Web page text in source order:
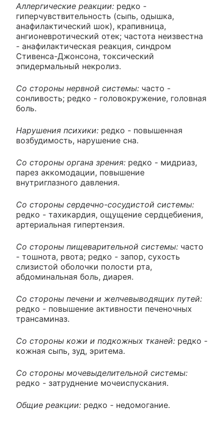
Аллергические реакции: редко -
гиперчувствительность (сыпь, одышка,
анафилактический шок), крапивница,
ангионевротический отек; частота неизвестна
- анафилактическая реакция, синдром
Стивенса-Джонсона, токсический
эпидермальный некролиз.
Со стороны нервной системы: часто -
сонливость; редко - головокружение, головная
боль.
Нарушения психики: редко - повышенная
возбудимость, нарушение сна.
Со стороны органа зрения: редко - мидриаз,
парез аккомодации, повышение
внутриглазного давления.
Со стороны сердечно-сосудистой системы:
редко - тахикардия, ощущение сердцебиения,
артериальная гипертензия.
Со стороны пищеварительной системы: часто
- тошнота, рвота; редко - запор, сухость
слизистой оболочки полости рта,
абдоминальная боль, диарея.
Со стороны печени и желчевыводящих путей:
редко - повышение активности печеночных
трансаминаз.
Со стороны кожи и подкожных тканей: редко -
кожная сыпь, зуд, эритема.
Со стороны мочевыделительной системы:
редко - затруднение мочеиспускания.
Общие реакции: редко - недомогание.